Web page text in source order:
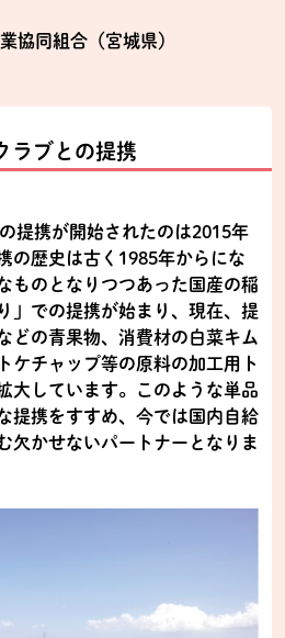
協同組合（宮城県）
ラブとの提携
提携が開始されたのは2015年
の歴史は古く1985年からにな
ものとなりつつあった国産の稲
」での提携が始まり、現在、提
どの青果物、消費材の白菜キム
ケチャップ等の原料の加工用ト
大しています。このような単品
提携をすすめ、今では国内自給
欠かせないパートナーとなりま